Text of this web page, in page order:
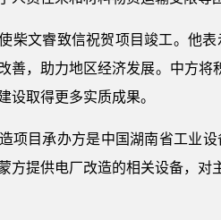
柴文睿致信祝贺项目竣工。他
善，助力地区经济发展。中方将
设取得更多实质成果。
项目承办方是中国湖南省工业
方提供电厂改造的相关设备，对